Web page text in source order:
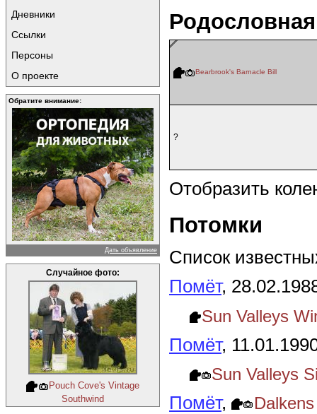
Дневники
Ссылки
Персоны
О проекте
Обратите внимание:
Дать объявление
Случайное фото:
Pouch Cove's Vintage
Southwind
Родословная
Bearbrook's Barnacle Bill
?
Отобразить
Потомки
Список
Помёт,
Sun Valleys
Помёт,
Sun Valleys
Помёт,